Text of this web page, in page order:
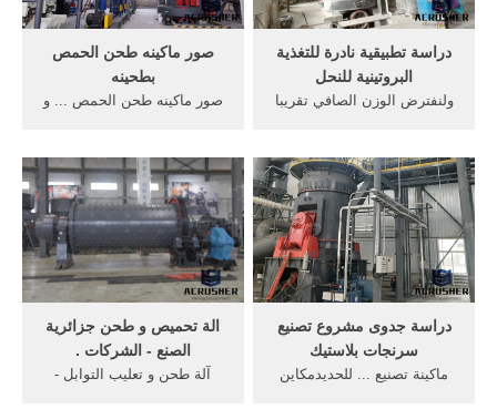
صور ماكينه طحن الحمص
بطحينه
صور ماكينه طحن الحمص ... و
نصف كيلو حمص ...
دراسة تطبيقية نادرة للتغذية
البروتينية للنحل
ولنفترض الوزن الصافي تقريبا
يعادل خمسين ...
الة تحميص و طحن جزائرية
الصنع - الشركات .
آلة طحن و تعليب التوابل -
دراسة جدوى مشروع تصنيع
سرنجات بلاستيك
ماكينة تصنيع ... للحديدمكاين